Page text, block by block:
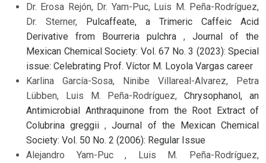
Dr. Erosa Rejón, Dr. Yam-Puc, Luis M. Peña-Rodríguez,
Dr. Sterner, Pulcaffeate, a Trimeric Caffeic Acid
Derivative from Bourreria pulchra , Journal of the
Mexican Chemical Society: Vol. 67 No. 3 (2023): Special
issue: Celebrating Prof. Víctor M. Loyola Vargas career
Karlina García-Sosa, Ninibe Villareal-Alvarez, Petra
Lübben, Luis M. Peña-Rodríguez,Chrysophanol, an
Antimicrobial Anthraquinone from the Root Extract of
Colubrina greggii,Journal of the Mexican Chemical
Society: Vol. 50 No. 2 (2006): Regular Issue
Alejandro Yam-Puc , Luis M. Peña-Rodríguez,